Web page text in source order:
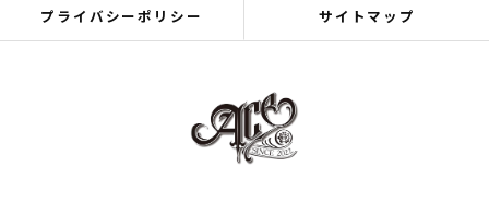
プライバシーポリシー サイトマップ